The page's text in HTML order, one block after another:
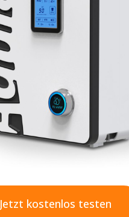
Jetzt kostenlos testen